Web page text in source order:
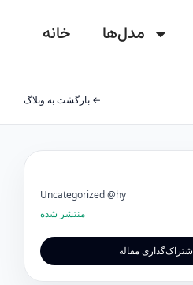
خانه مدل‌ها
← بازگشت به وبلاگ
Uncategorized @hy
منتشر شده
اشتراک‌گذاری مقاله